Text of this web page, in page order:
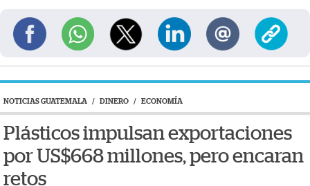
NOTICIAS GUATEMALA / DINERO / ECONOMÍA
Plásticos impulsan exportaciones
por US$668 millones, pero encaran
retos